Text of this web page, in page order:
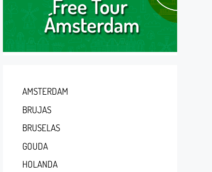
AMSTERDAM
BRUJAS
BRUSELAS
GOUDA
HOLANDA